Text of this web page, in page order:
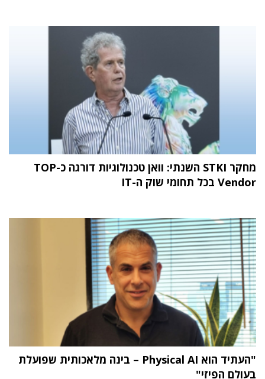
מחקר STKI השנתי: וואן טכנולוגיות דורגה כ-TOP
Vendor בכל תחומי שוק ה-IT
"העתיד הוא Physical AI – בינה מלאכותית שפועלת
בעולם הפיזי"